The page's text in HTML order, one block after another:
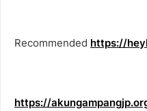
Recommended https://
https://